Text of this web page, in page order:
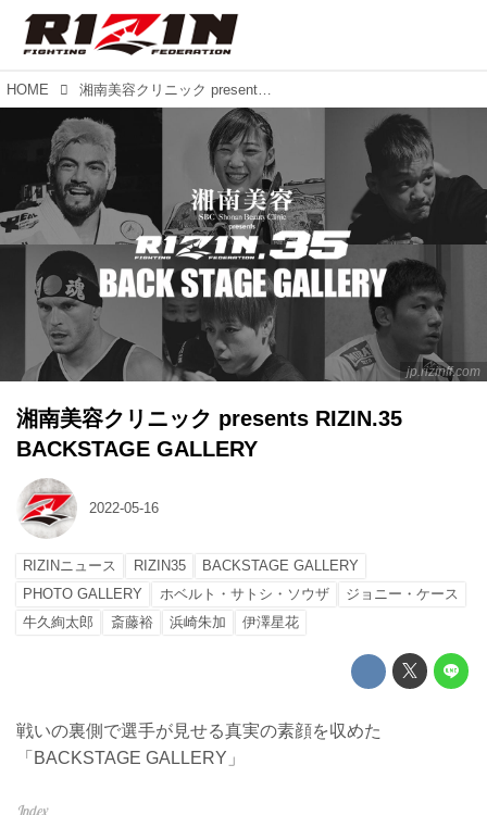
HOME 湘南美容クリニック presents RIZIN.35 BACKSTAGE GALLERY
jp.rizinff.com
湘南美容クリニック presents RIZIN.35
BACKSTAGE GALLERY
2022-05-16
RIZINニュース RIZIN35
BACKSTAGE GALLERY
PHOTO GALLERY
ホベルト・サトシ・ソウザ
ジョニー・ケース
牛久絢太郎
斎藤裕 浜崎朱加 伊澤星花
戦いの裏側で選手が見せる真実の素顔を収めた
「BACKSTAGE GALLERY」